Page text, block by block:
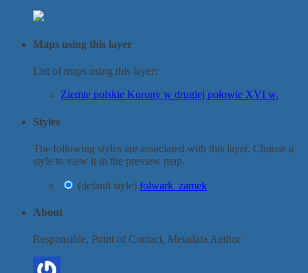
Maps using this layer
List of maps using this layer:
Ziemie polskie Korony w drugiej połowie XVI w.
Styles
The following styles are associated with this layer. Choose a
style to view it in the preview map.
(default style) folwark_zamek
About
Responsible, Point of Contact, Metadata Author